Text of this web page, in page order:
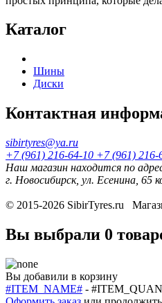
Каталог
Шины
Диски
Контактная
sibirtyres@ya.ru
+7 (961) 216-64-10 +7 (961) 216-
Наш магазин находится по
г. Новосибирск, ул. Есенина, 65
© 2015-2026 SibirTyres.ru
Вы выбрали 0
Вы добавили в корзину
#ITEM_NAME# -